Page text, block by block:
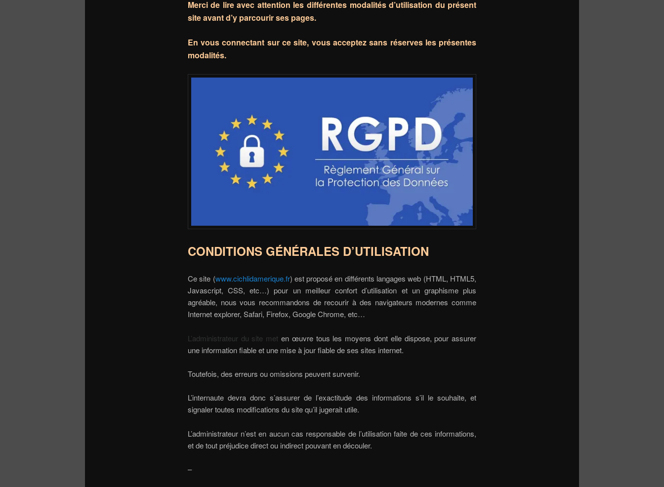
Merci de lire avec attention les différentes modalités d’utilisation du présent
site avant d’y parcourir ses pages.
En vous connectant sur ce site, vous acceptez sans réserves les présentes
modalités.
CONDITIONS GÉNÉRALESD’UTILISATION
Ce site (www.cichlidamerique.fr) est proposé en différents langages web (HTML, HTML5,
Javascript, CSS, etc…) pour un meilleur confort d’utilisation et un graphisme plus
agréable, nous vous recommandons de recourir à des navigateurs modernes comme
Internet explorer, Safari, Firefox, Google Chrome, etc…
L’administrateur du site met en œuvre tous les moyens dont elle dispose, pour assurer
une information fiable et une mise à jour fiable de ses sites internet.
Toutefois, des erreurs ou omissions peuvent survenir.
L’internaute devra donc s’assurer de l’exactitude des informations s’il le souhaite, et
signaler toutes modifications du site qu’il jugerait utile.
L’administrateur n’est en aucun cas responsable de l’utilisation faite de ces informations,
et de tout préjudice direct ou indirect pouvant en découler.
–